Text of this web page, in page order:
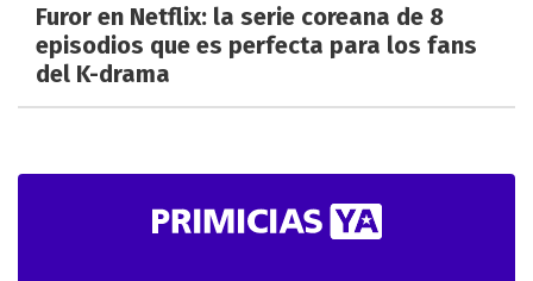
Furor en Netflix: la serie coreana de 8
episodios que es perfecta para los fans
del K-drama